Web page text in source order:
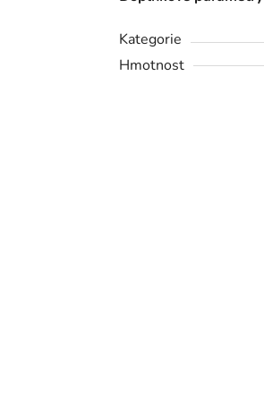
Kategorie
Hmotnost